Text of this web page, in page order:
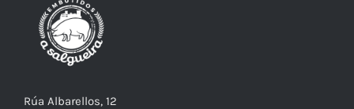
Rúa Albarellos, 12